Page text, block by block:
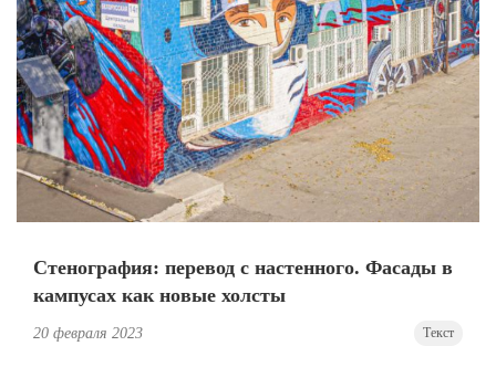
Стенография: перевод с настенного. Фасады в
кампусах как новые холсты
20 февраля 2023 Текст